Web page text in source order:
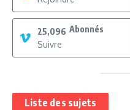
25,096 Abonnés
Suivre
Liste des sujets